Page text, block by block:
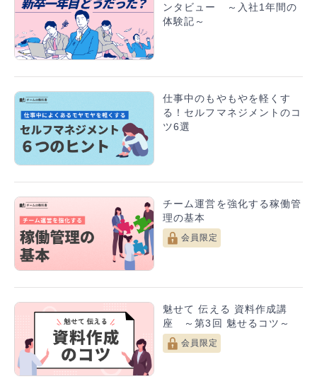
ンタビュー ～入社1年間の
体験記～
仕事中のもやもやを軽くす
る！セルフマネジメントのコ
ツ6選
チーム運営を強化する稼働管
理の基本
会員限定
魅せて 伝える 資料作成講
座 ～第3回 魅せるコツ～
会員限定